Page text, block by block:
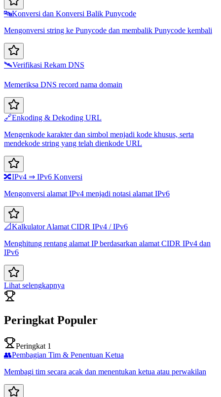
🔤Konversi dan Konversi Balik Punycode
Mengonversi string ke Punycode dan membalik Punycode kembali
🛰️Verifikasi Rekam DNS
Memeriksa DNS record nama domain
🔗Enkoding & Dekoding URL
Mengenkode karakter dan simbol menjadi kode khusus, serta
mendekode string yang telah dienkode URL
🔀IPv4 ⇒ IPv6 Konversi
Mengonversi alamat IPv4 menjadi notasi alamat IPv6
📐Kalkulator Alamat CIDR IPv4 / IPv6
Menghitung rentang alamat IP berdasarkan alamat CIDR IPv4 dan
IPv6
Lihat selengkapnya
Peringkat Populer
Peringkat 1
👥Pembagian Tim & Penentuan Ketua
Membagi tim secara acak dan menentukan ketua atau perwakilan